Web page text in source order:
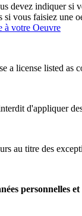
devez indiquer si
si vous faisiez une
à votre Oeuvre
a license listed as
d'appliquer
au titre des
personnelles